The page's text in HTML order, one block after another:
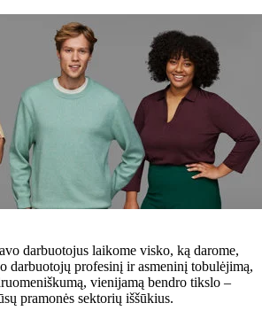
darbuotojus laikome visko, ką darome,
darbuotojų profesinį ir asmeninį tobulėjimą,
vienijamą bendro tikslo –
pramonės sektorių iššūkius.